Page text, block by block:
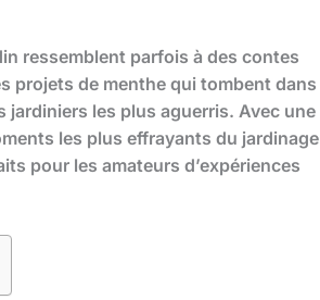
ressemblent parfois à des contes
projets de menthe qui tombent dans
jardiniers les plus aguerris. Avec une
les plus effrayants du jardinage
pour les amateurs d’expériences